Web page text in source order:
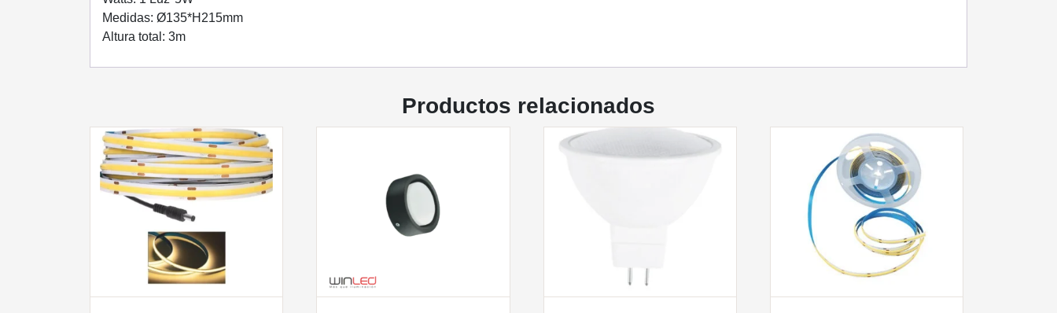
Medidas: Ø135*H215mm
Altura total: 3m
Productos relacionados